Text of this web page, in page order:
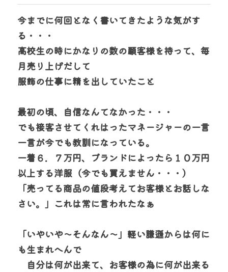
今までに何回となく書いてきたような気がす
る・・・
高校生の時にかなりの数の顧客様を持って、毎
月売り上げだして
服飾の仕事に精を出していたこと
最初の頃、自信なんてなかった・・・
でも接客させてくれはったマネージャーの一言
一言が今でも教訓になっている。
一着６．７万円、ブランドによったら１０万円
以上する洋服（今でも買えません・・・）
「売ってる商品の値段考えてお客様とお話しな
さい。」これは常に言われたなぁ
「いやいや～そんなん～」軽い謙遜からは何に
も生まれへんで
自分は何が出来て、お客様の為に何が出来る